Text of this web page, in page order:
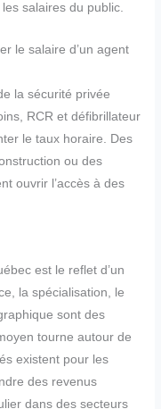
salaires du public.
le salaire d’un agent
la sécurité privée
RCR et défibrillateur
le taux horaire. Des
ou des
ouvrir l’accès à des
est le reflet d’un
la spécialisation, le
sont des
tourne autour de
existent pour les
des revenus
dans des secteurs